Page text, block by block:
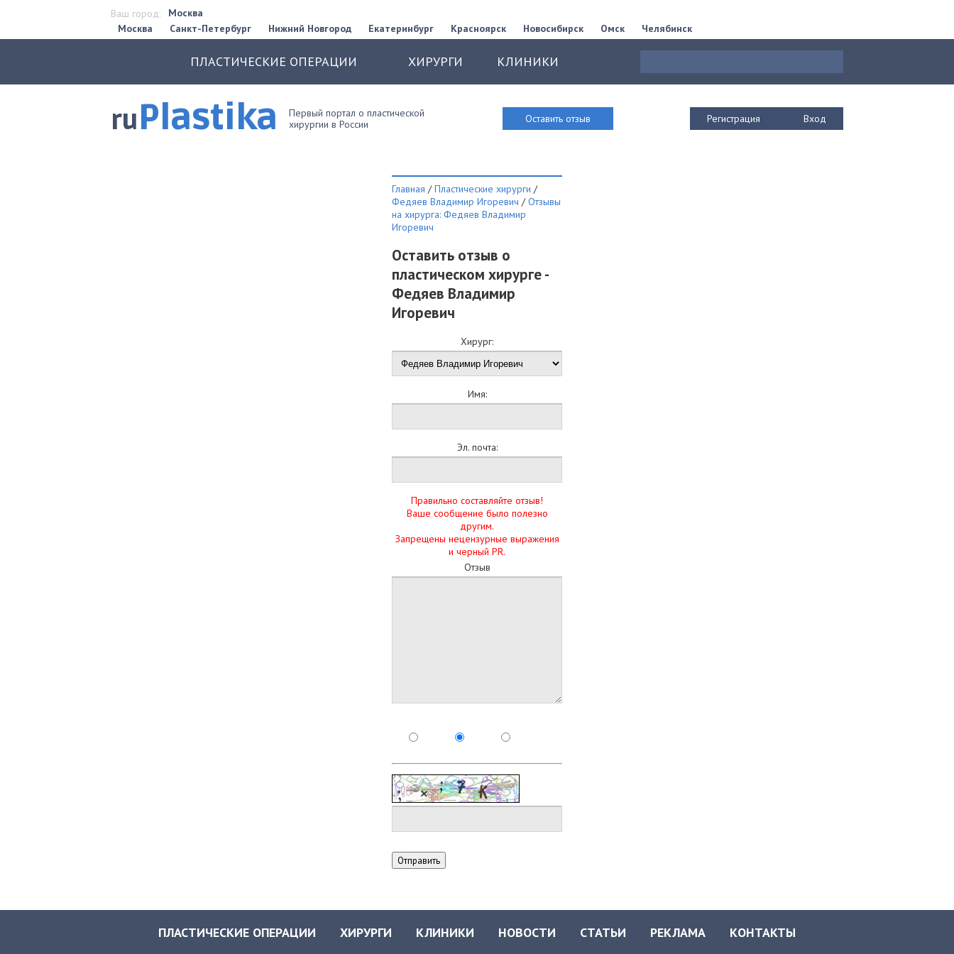
Ваш город:
Москва
Москва
Санкт-Петербург Нижний Новгород Екатеринбург Красноярск Новосибирск Омск Челябинск
ПЛАСТИЧЕСКИЕ ОПЕРАЦИИ ХИРУРГИ КЛИНИКИ
ruPlastika
Первый портал о пластической
хирургии в России
Оставить отзыв Регистрация Вход
Главная /Пластические хирурги /
Федяев Владимир Игоревич /Отзывы
на хирурга: Федяев Владимир
Игоревич
Оставить отзыв о
пластическом хирурге -
Федяев Владимир
Игоревич
Хирург:
Имя:
Эл. почта:
Правильно составляйте отзыв!
Ваше сообщение было полезно
другим.
Запрещены нецензурные выражения
и черный PR.
Отзыв
ПЛАСТИЧЕСКИЕ ОПЕРАЦИИ ХИРУРГИ КЛИНИКИ НОВОСТИ СТАТЬИ РЕКЛАМА КОНТАКТЫ